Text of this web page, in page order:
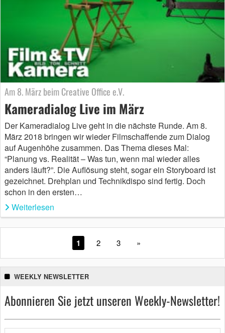
Am 8. März beim Creative Office e.V.
Kameradialog Live im März
Der Kameradialog Live geht in die nächste Runde. Am 8.
März 2018 bringen wir wieder Filmschaffende zum Dialog
auf Augenhöhe zusammen. Das Thema dieses Mal:
“Planung vs. Realität – Was tun, wenn mal wieder alles
anders läuft?”. Die Auflösung steht, sogar ein Storyboard ist
gezeichnet. Drehplan und Technikdispo sind fertig. Doch
schon in den ersten…
Weiterlesen
1 2 3 »
WEEKLY NEWSLETTER
Abonnieren Sie jetzt unseren Weekly-Newsletter!